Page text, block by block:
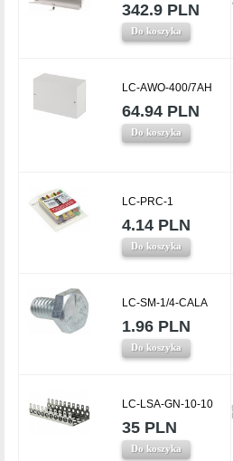
342.9 PLN
Do koszyka
LC-AWO-400/7AH
64.94 PLN
Do koszyka
LC-PRC-1
4.14 PLN
Do koszyka
LC-SM-1/4-CALA
1.96 PLN
Do koszyka
LC-LSA-GN-10-10
35 PLN
Do koszyka